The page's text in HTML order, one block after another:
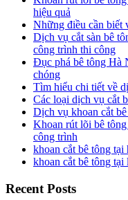
hiệu quả
Những điều cần biết
Dịch vụ cắt sàn bê
công trình thi công
Đục phá bê tông Hà
chóng
Tìm hiểu chi tiết về
Các loại dịch vụ cắt
Dịch vụ khoan cắt
Khoan rút lõi bê
công trình
khoan cắt bê tông tại
khoan cắt bê tông tại
Recent Posts